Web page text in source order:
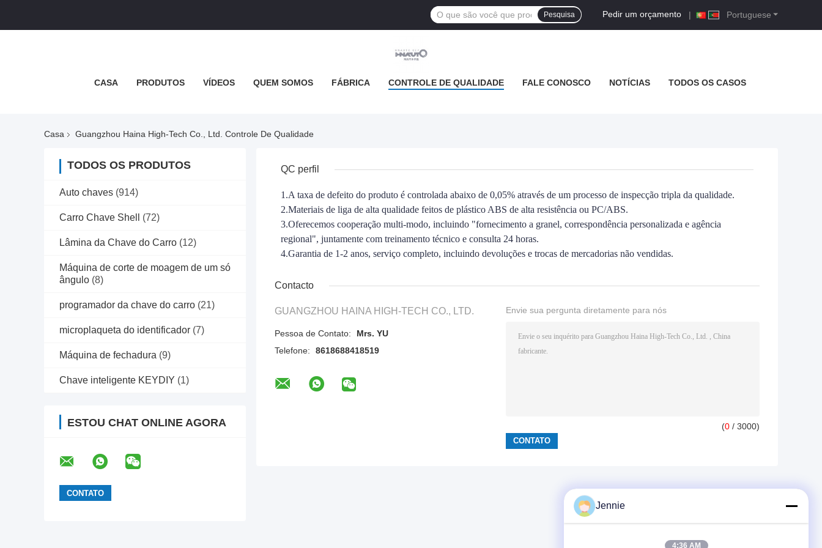
Portuguese
Pedir um orçamento |
Pesquisa
CASA PRODUTOS VÍDEOS QUEM SOMOS FÁBRICA CONTROLE DE QUALIDADE FALE CONOSCO NOTÍCIAS TODOS OS CASOS
Casa Guangzhou Haina High-Tech Co., Ltd. Controle De Qualidade
TODOS OS PRODUTOS
Auto chaves (914)
Carro Chave Shell (72)
Lâmina da Chave do Carro (12)
Máquina de corte de moagem de um só
ângulo (8)
programador da chave do carro (21)
microplaqueta do identificador (7)
Máquina de fechadura (9)
Chave inteligente KEYDIY (1)
ESTOU CHAT ONLINE AGORA
QC perfil
1.A taxa de defeito do produto é controlada abaixo de 0,05% através de um processo de inspecção tripla da qualidade.
2.Materiais de liga de alta qualidade feitos de plástico ABS de alta resistência ou PC/ABS.
3.Oferecemos cooperação multi-modo, incluindo "fornecimento a granel, correspondência personalizada e agência
regional", juntamente com treinamento técnico e consulta 24 horas.
4.Garantia de 1-2 anos, serviço completo, incluindo devoluções e trocas de mercadorias não vendidas.
Contacto
GUANGZHOU HAINA HIGH-TECH CO., LTD.
Pessoa de Contato:
Mrs. YU
Telefone:
8618688418519
Envie sua pergunta diretamente para nós
(0 / 3000)
Jennie
4:36 AM